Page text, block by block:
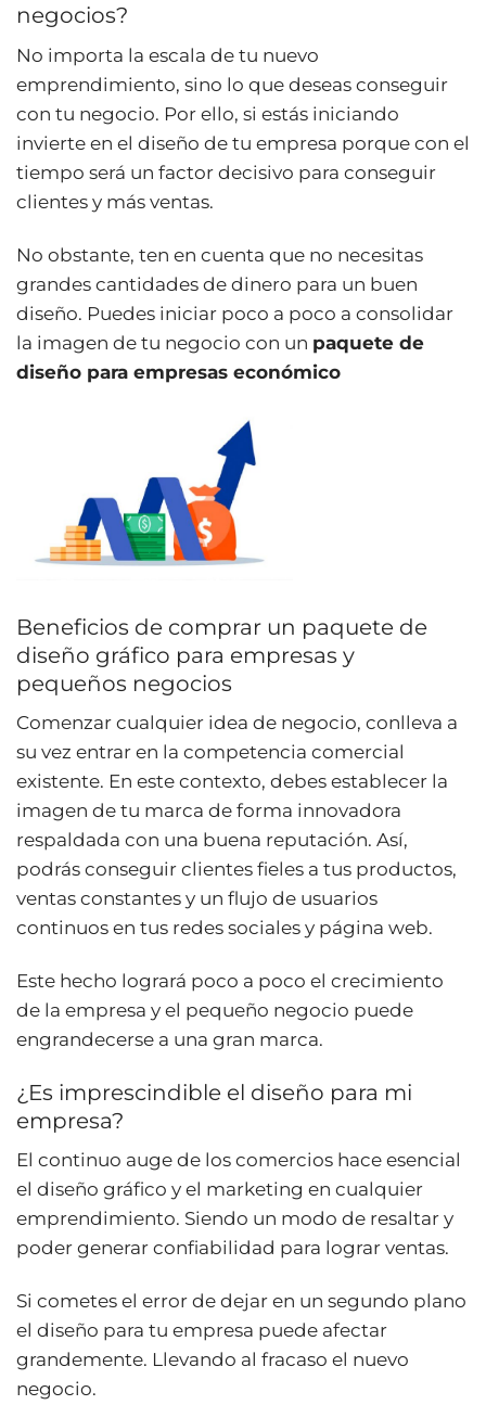
negocios?
No importa la escala de tu nuevo
emprendimiento, sino lo que deseas conseguir
con tu negocio. Por ello, si estás iniciando
invierte en el diseño de tu empresa porque con el
tiempo será un factor decisivo para conseguir
clientes y más ventas.
No obstante, ten en cuenta que no necesitas
grandes cantidades de dinero para un buen
diseño. Puedes iniciar poco a poco a consolidar
la imagen de tu negocio con un paquete de
diseño para empresas económico
Beneficios de comprar un paquete de
diseño gráfico para empresas y
pequeños negocios
Comenzar cualquier idea de negocio, conlleva a
su vez entrar en la competencia comercial
existente. En este contexto, debes establecer la
imagen de tu marca de forma innovadora
respaldada con una buena reputación. Así,
podrás conseguir clientes fieles a tus productos,
ventas constantes y un flujo de usuarios
continuos en tus redes sociales y página web.
Este hecho logrará poco a poco el crecimiento
de la empresa y el pequeño negocio puede
engrandecerse a una gran marca.
¿Es imprescindible el diseño para mi
empresa?
El continuo auge de los comercios hace esencial
el diseño gráfico y el marketing en cualquier
emprendimiento. Siendo un modo de resaltar y
poder generar confiabilidad para lograr ventas.
Si cometes el error de dejar en un segundo plano
el diseño para tu empresa puede afectar
grandemente. Llevando al fracaso el nuevo
negocio.